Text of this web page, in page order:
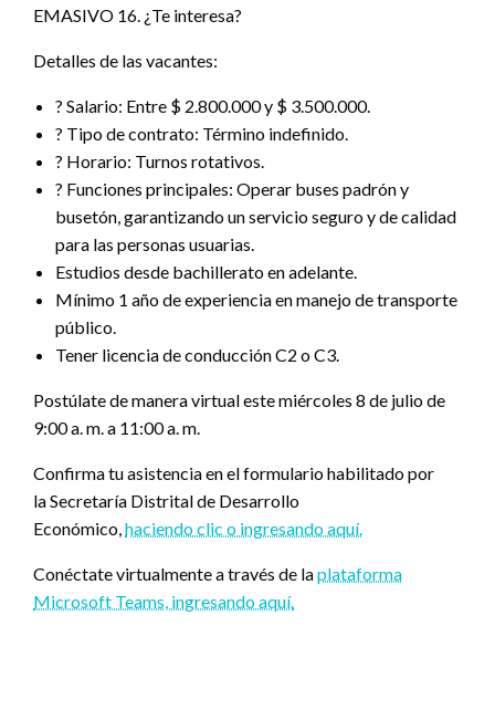
EMASIVO 16. ¿Te interesa?
Detalles de las vacantes:
? Salario: Entre $ 2.800.000 y $ 3.500.000.
? Tipo de contrato: Término indefinido.
? Horario: Turnos rotativos.
? Funciones principales: Operar buses padrón y
busetón, garantizando un servicio seguro y de calidad
para las personas usuarias.
Estudios desde bachillerato en adelante.
Mínimo 1 año de experiencia en manejo de transporte
público.
Tener licencia de conducción C2 o C3.
Postúlate de manera virtual este miércoles 8 de julio de
9:00 a. m. a 11:00 a. m.
Confirma tu asistencia en el formulario habilitado por
la Secretaría Distrital de Desarrollo
Económico,haciendo clic o ingresando aquí.
Conéctate virtualmente a través de laplataforma
Microsoft Teams, ingresando aquí.